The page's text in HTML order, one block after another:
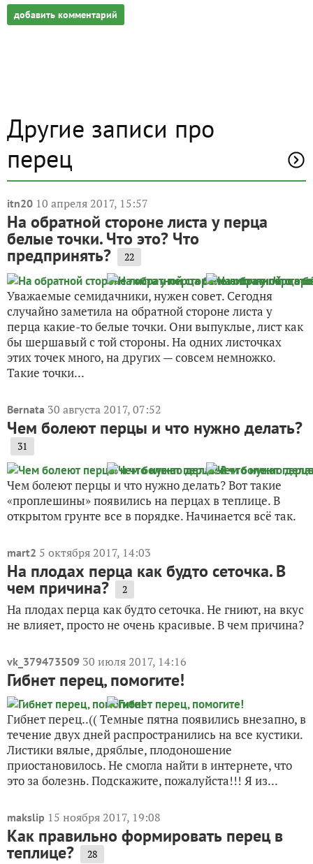
добавить комментарий
Другие записи про
перец
itn20 10 апреля 2017, 15:57
На обратной стороне листа у перца
белые точки. Что это? Что
предпринять? 22
Уважаемые семидачники, нужен совет. Сегодня
случайно заметила на обратной стороне листа у
перца какие-то белые точки. Они выпуклые, лист как
бы шершавый с той стороны. На одних листочках
этих точек много, на других — совсем немножко.
Такие точки...
Bernata 30 августа 2017, 07:52
Чем болеют перцы и что нужно делать?
31
Чем болеют перцы и что нужно делать? Вот такие
«проплешины» появились на перцах в теплице. В
открытом грунте все в порядке. Начинается всё так.
mart2 5 октября 2017, 14:03
На плодах перца как будто сеточка. В
чем причина? 2
На плодах перца как будто сеточка. Не гниют, на вкус
не влияет, просто не очень красивые. В чем причина?
vk_379473509 30 июля 2017, 14:16
Гибнет перец, помогите!
Гибнет перец..(( Темные пятна появились внезапно, в
течение двух дней распространились на все кустики.
Листики вялые, дряблые, плодоношение
приостановилось. Не смогла найти в интернете, что
это за болезнь. Подскажите, пожалуйста!!! Я из...
makslip 15 ноября 2017, 19:08
Как правильно формировать перец в
теплице? 28